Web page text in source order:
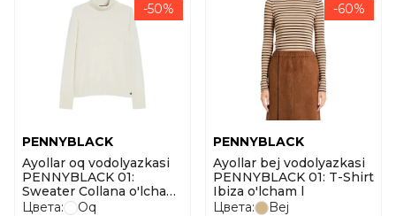
-50%
PENNYBLACK
Ayollar oq vodolyazkasi
PENNYBLACK 01:
Sweater Collana o'lcham
sЦвета:
Oq
-60%
PENNYBLACK
Ayollar bej vodolyazkasi
PENNYBLACK 01: T-Shirt
Ibiza o'lcham l
Цвета:
Bej